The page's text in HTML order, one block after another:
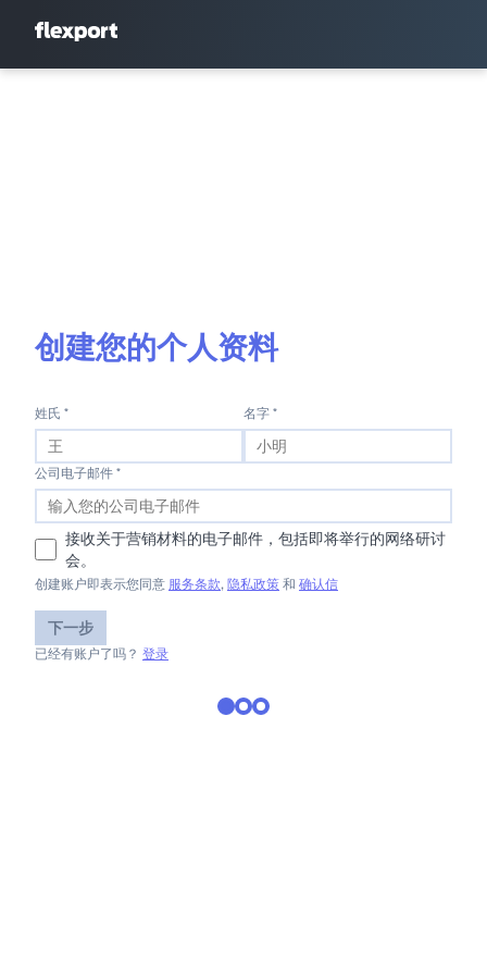
创建您的个人资料
姓氏 * 名字 *
公司电子邮件 *
接收关于营销材料的电子邮件，包括即将举行的网络研讨
会。
创建账户即表示您同意 服务条款, 隐私政策 和 确认信
下一步
已经有账户了吗？ 登录